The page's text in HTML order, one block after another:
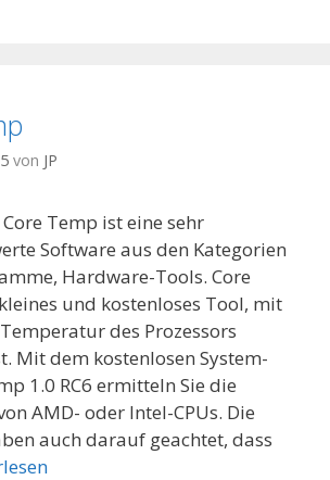
von JP
Temp ist eine sehr
Software aus den Kategorien
Hardware-Tools. Core
und kostenloses Tool, mit
des Prozessors
Mit dem kostenlosen System-
1.0 RC6 ermitteln Sie die
AMD- oder Intel-CPUs. Die
auch darauf geachtet, dass